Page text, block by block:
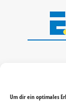
Um dir ein optimales